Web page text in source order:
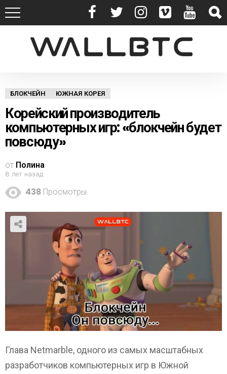
БЛОКЧЕЙН ЮЖНАЯ КОРЕЯ
Корейский производитель
компьютерных игр: «блокчейн будет
повсюду»
от Полина
8 лет назад
438 Просмотры
Глава Netmarble, одного из самых масштабных
разработчиков компьютерных игр в Южной